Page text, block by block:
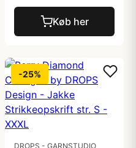
Køb her
-25%
DROPS - GARNSTUDIO